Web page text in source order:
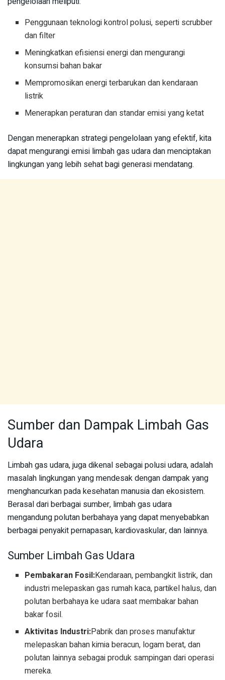
Penggunaan teknologi kontrol polusi, seperti scrubber
dan filter
Meningkatkan efisiensi energi dan mengurangi
konsumsi bahan bakar
Mempromosikan energi terbarukan dan kendaraan
listrik
Menerapkan peraturan dan standar emisi yang ketat
Dengan menerapkan strategi pengelolaan yang efektif, kita
dapat mengurangi emisi limbah gas udara dan menciptakan
lingkungan yang lebih sehat bagi generasi mendatang.
Sumber dan Dampak Limbah Gas
Udara
Limbah gas udara, juga dikenal sebagai polusi udara, adalah
masalah lingkungan yang mendesak dengan dampak yang
menghancurkan pada kesehatan manusia dan ekosistem.
Berasal dari berbagai sumber, limbah gas udara
mengandung polutan berbahaya yang dapat menyebabkan
berbagai penyakit pernapasan, kardiovaskular, dan lainnya.
Sumber Limbah Gas Udara
Pembakaran Fosil:Kendaraan, pembangkit listrik, dan
industri melepaskan gas rumah kaca, partikel halus, dan
polutan berbahaya ke udara saat membakar bahan
bakar fosil.
Aktivitas Industri:Pabrik dan proses manufaktur
melepaskan bahan kimia beracun, logam berat, dan
polutan lainnya sebagai produk sampingan dari operasi
mereka.